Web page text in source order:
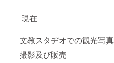
現在
文教スタヂオでの観光写真
撮影及び販売